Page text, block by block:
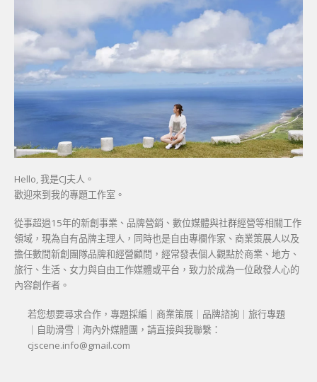
Hello, 我是CJ夫人。
歡迎來到我的專題工作室。
從事超過15年的新創事業、品牌營銷、數位媒體與社群經營等相關工作
領域，現為自有品牌主理人，同時也是自由專欄作家、商業策展人以及
擔任數間新創團隊品牌和經營顧問，經常發表個人觀點於商業、地方、
旅行、生活、女力與自由工作媒體或平台，致力於成為一位啟發人心的
內容創作者。
若您想要尋求合作，專題採編｜商業策展｜品牌諮詢｜旅行專題
｜自助滑雪｜海內外媒體團，請直接與我聯繫：
cjscene.info@gmail.com